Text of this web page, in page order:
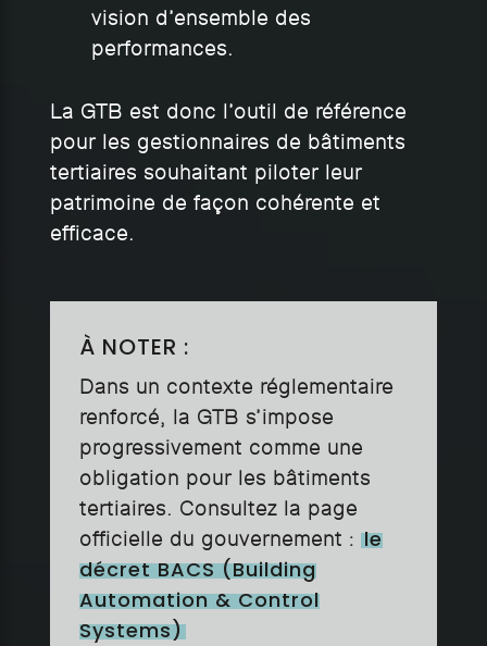
vision d’ensemble des
performances.
La GTB est donc l’outil de référence
pour les gestionnaires de bâtiments
tertiaires souhaitant piloter leur
patrimoine de façon cohérente et
efficace.
À NOTER :
Dans un contexte réglementaire
renforcé, la GTB s’impose
progressivement comme une
obligation pour les bâtiments
tertiaires. Consultez la page
officielle du gouvernement :le
décret BACS (Building
Automation & Control
Systems)